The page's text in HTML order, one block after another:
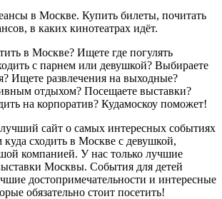
в Москве. Купить билеты, почитать
в каких кинотеатрах идёт.
в Москве? Ищете где погулять
с парнем или девушкой? Выбираете
Ищете развлечения на выходные?
отдыхом? Посещаете выставки?
на корпоратив? Кудамоскоу поможет!
сайт о самых интересных событиях
сходить в Москве с девушкой,
компанией. У нас только лучшие
Москвы. События для детей
достопримечательности и интересные
обязательно стоит посетить!